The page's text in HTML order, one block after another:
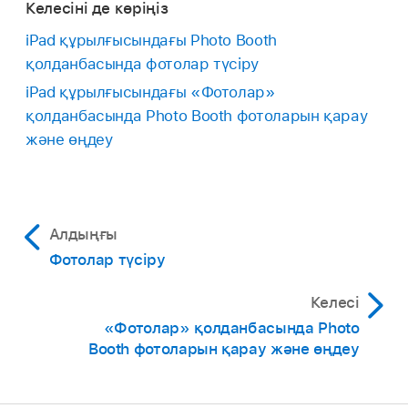
Келесіні де көріңіз
iPad құрылғысындағы Photo Booth
қолданбасында фотолар түсіру
iPad құрылғысындағы «Фотолар»
қолданбасында Photo Booth фотоларын қарау
және өңдеу
Алдыңғы
Фотолар түсіру
Келесі
«Фотолар» қолданбасында Photo
Booth фотоларын қарау және өңдеу